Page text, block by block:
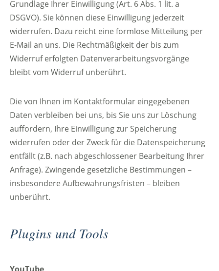
Grundlage Ihrer Einwilligung (Art. 6 Abs. 1 lit. a
DSGVO). Sie können diese Einwilligung jederzeit
widerrufen. Dazu reicht eine formlose Mitteilung per
E-Mail an uns. Die Rechtmäßigkeit der bis zum
Widerruf erfolgten Datenverarbeitungsvorgänge
bleibt vom Widerruf unberührt.
Die von Ihnen im Kontaktformular eingegebenen
Daten verbleiben bei uns, bis Sie uns zur Löschung
auffordern, Ihre Einwilligung zur Speicherung
widerrufen oder der Zweck für die Datenspeicherung
entfällt (z.B. nach abgeschlossener Bearbeitung Ihrer
Anfrage). Zwingende gesetzliche Bestimmungen –
insbesondere Aufbewahrungsfristen – bleiben
unberührt.
Plugins und Tools